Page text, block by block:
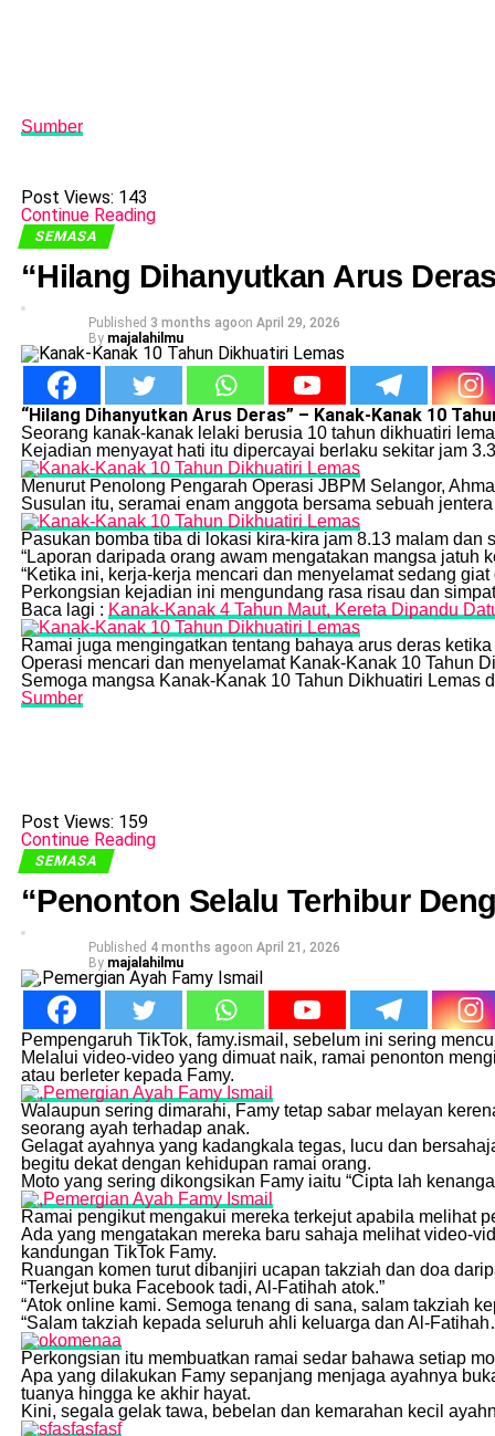
Sumber
Post Views: 143
Continue Reading
SEMASA
“Hilang Dihanyutkan Arus
Published 3 months agoon April 29, 2026
By majalahilmu
“Hilang Dihanyutkan Arus Deras” – Kanak-Kanak 10
Seorang kanak-kanak lelaki berusia 10 tahun dikhuatiri
Kejadian menyayat hati itu dipercayai berlaku sekitar jam
Menurut Penolong Pengarah Operasi JBPM Selangor,
Susulan itu, seramai enam anggota bersama sebuah
Pasukan bomba tiba di lokasi kira-kira jam 8.13 malam
“Laporan daripada orang awam mengatakan mangsa
“Ketika ini, kerja-kerja mencari dan menyelamat sedang
Perkongsian kejadian ini mengundang rasa risau dan
Baca lagi : Kanak-Kanak 4 Tahun Maut, Kereta Dipandu
Ramai juga mengingatkan tentang bahaya arus deras
Operasi mencari dan menyelamat Kanak-Kanak 10 Tahun
Semoga mangsa Kanak-Kanak 10 Tahun Dikhuatiri Lemas
Sumber
Post Views: 159
Continue Reading
SEMASA
“Penonton Selalu Terhibur
Published 4 months agoon April 21, 2026
By majalahilmu
Pempengaruh TikTok, famy.ismail, sebelum ini sering
Melalui video-video yang dimuat naik, ramai penonton
atau berleter kepada Famy.
Walaupun sering dimarahi, Famy tetap sabar melayan
seorang ayah terhadap anak.
Gelagat ayahnya yang kadangkala tegas, lucu dan
begitu dekat dengan kehidupan ramai orang.
Moto yang sering dikongsikan Famy iaitu “Cipta lah
Ramai pengikut mengakui mereka terkejut apabila melihat
Ada yang mengatakan mereka baru sahaja melihat video-
kandungan TikTok Famy.
Ruangan komen turut dibanjiri ucapan takziah dan doa
“Terkejut buka Facebook tadi, Al-Fatihah atok.”
“Atok online kami. Semoga tenang di sana, salam takziah
“Salam takziah kepada seluruh ahli keluarga dan Al-
Perkongsian itu membuatkan ramai sedar bahawa setiap
Apa yang dilakukan Famy sepanjang menjaga ayahnya
tuanya hingga ke akhir hayat.
Kini, segala gelak tawa, bebelan dan kemarahan kecil